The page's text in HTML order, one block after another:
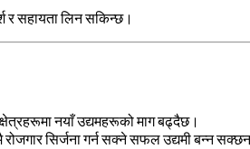
र सहायता लिन सकिन्छ।
नयाँ उद्यमहरूको माग बढ्दैछ।
सिर्जना गर्न सक्ने सफल उद्यमी बन्न